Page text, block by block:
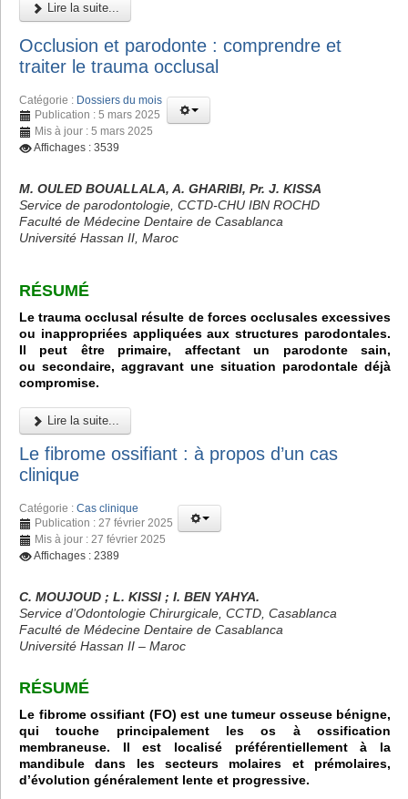
Lire la suite...
Occlusion et parodonte : comprendre et
traiter le trauma occlusal
Catégorie : Dossiers du mois
Publication : 5 mars 2025
Mis à jour : 5 mars 2025
Affichages : 3539
M. OULED BOUALLALA, A. GHARIBI, Pr. J. KISSA
Service de parodontologie, CCTD-CHU IBN ROCHD
Faculté de Médecine Dentaire de Casablanca
Université Hassan II, Maroc
RÉSUMÉ
Le trauma occlusal résulte de forces occlusales excessives
ou inappropriées appliquées aux structures parodontales.
Il peut être primaire, affectant un parodonte sain,
ou secondaire, aggravant une situation parodontale déjà
compromise.
Lire la suite...
Le fibrome ossifiant : à propos d’un cas
clinique
Catégorie : Cas clinique
Publication : 27 février 2025
Mis à jour : 27 février 2025
Affichages : 2389
C. MOUJOUD ; L. KISSI ; I. BEN YAHYA.
Service d’Odontologie Chirurgicale, CCTD, Casablanca
Faculté de Médecine Dentaire de Casablanca
Université Hassan II – Maroc
RÉSUMÉ
Le fibrome ossifiant (FO) est une tumeur osseuse bénigne,
qui touche principalement les os à ossification
membraneuse. Il est localisé préférentiellement à la
mandibule dans les secteurs molaires et prémolaires,
d’évolution généralement lente et progressive.